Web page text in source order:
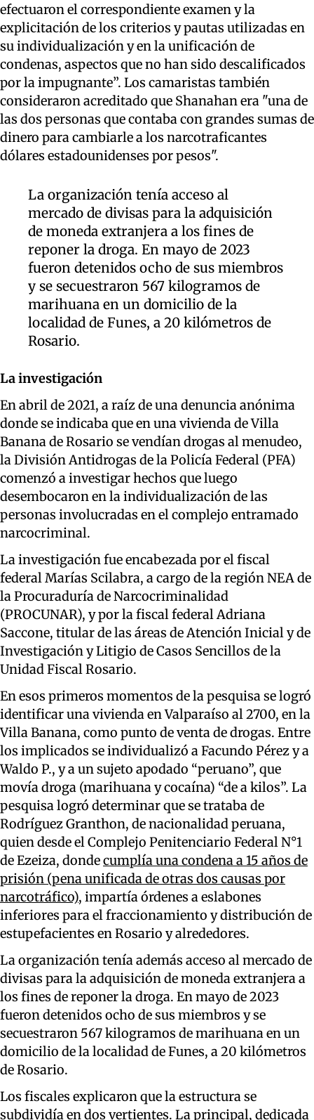
efectuaron el correspondiente examen y la
explicitación de los criterios y pautas utilizadas en
su individualización y en la unificación de
condenas, aspectos que no han sido descalificados
por la impugnante”. Los camaristas también
consideraron acreditado que Shanahan era "una de
las dos personas que contaba con grandes sumas de
dinero para cambiarle a los narcotraficantes
dólares estadounidenses por pesos".
La organización tenía acceso al
mercado de divisas para la adquisición
de moneda extranjera a los fines de
reponer la droga. En mayo de 2023
fueron detenidos ocho de sus miembros
y se secuestraron 567 kilogramos de
marihuana en un domicilio de la
localidad de Funes, a 20 kilómetros de
Rosario.
La investigación
En abril de 2021, a raíz de una denuncia anónima
donde se indicaba que en una vivienda de Villa
Banana de Rosario se vendían drogas al menudeo,
la División Antidrogas de la Policía Federal (PFA)
comenzó a investigar hechos que luego
desembocaron en la individualización de las
personas involucradas en el complejo entramado
narcocriminal.
La investigación fue encabezada por el fiscal
federal Marías Scilabra, a cargo de la región NEA de
la Procuraduría de Narcocriminalidad
(PROCUNAR), y por la fiscal federal Adriana
Saccone, titular de las áreas de Atención Inicial y de
Investigación y Litigio de Casos Sencillos de la
Unidad Fiscal Rosario.
En esos primeros momentos de la pesquisa se logró
identificar una vivienda en Valparaíso al 2700, en la
Villa Banana, como punto de venta de drogas. Entre
los implicados se individualizó a Facundo Pérez y a
Waldo P., y a un sujeto apodado “peruano”, que
movía droga (marihuana y cocaína) “de a kilos”. La
pesquisa logró determinar que se trataba de
Rodríguez Granthon, de nacionalidad peruana,
quien desde el Complejo Penitenciario Federal N°1
de Ezeiza, dondecumplía una condena a 15 años de
prisión (pena unificada de otras dos causas por
narcotráfico), impartía órdenes a eslabones
inferiores para el fraccionamiento y distribución de
estupefacientes en Rosario y alrededores.
La organización tenía además acceso al mercado de
divisas para la adquisición de moneda extranjera a
los fines de reponer la droga. En mayo de 2023
fueron detenidos ocho de sus miembros y se
secuestraron 567 kilogramos de marihuana en un
domicilio de la localidad de Funes, a 20 kilómetros
de Rosario.
Los fiscales explicaron que la estructura se
subdividía en dos vertientes. La principal, dedicada